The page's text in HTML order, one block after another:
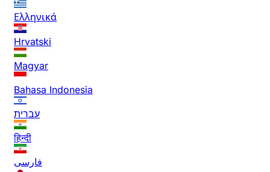
Ελληνικά
Hrvatski
Magyar
Bahasa Indonesia
עברית
हिन्दी
فارسی